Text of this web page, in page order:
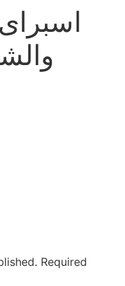
Required